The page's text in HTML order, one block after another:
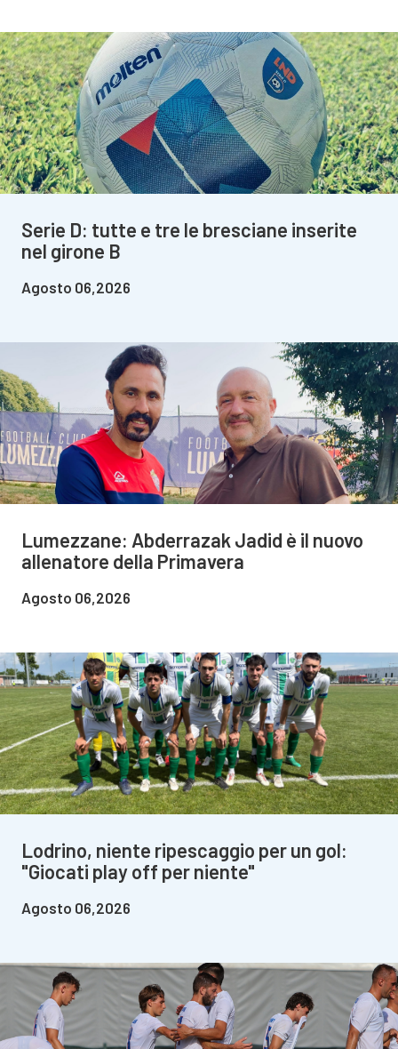
Serie D: tutte e tre le bresciane inserite
nel girone B
Agosto 06,2026
Lumezzane: Abderrazak Jadid è il nuovo
allenatore della Primavera
Agosto 06,2026
Lodrino, niente ripescaggio per un gol:
"Giocati play off per niente"
Agosto 06,2026